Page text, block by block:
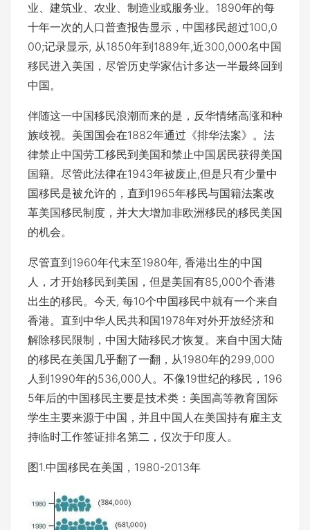
业、建筑业、农业、制造业或服务业。1890年的每
十年一次的人口普查报告显示，中国移民超过100,0
00;记录显示, 从1850年到1889年,近300,000名中国
移民进入美国，尽管历史学家估计多达一半最终回到
中国。
伴随这一中国移民浪潮而来的是，反华情绪高涨和种
族歧视。美国国会在1882年通过《排华法案》。法
律禁止中国劳工移民到美国和禁止中国居民获得美国
国籍。尽管此法律在1943年被废止,但是只有少量中
国移民是被允许的，直到1965年移民与国籍法案改
革美国移民制度，并大大增加非欧洲移民的移民美国
的机会。
尽管直到1960年代末至1980年, 香港出生的中国
人，才开始移民到美国，但是美国有85,000个香港
出生的移民。今天, 每10个中国移民中就有一个来自
香港。直到中华人民共和国1978年对外开放经济和
解除移民限制，中国大陆移民才恢复。来自中国大陆
的移民在美国几乎翻了一翻，从1980年的299,000
人到1990年的536,000人。不像19世纪的移民，196
5年后的中国移民主要是技术类：美国高等教育国际
学生主要来源于中国，并且中国人在美国持有雇主支
持临时工作签证排名第二，仅次于印度人。
图1.中国移民在美国，1980-2013年